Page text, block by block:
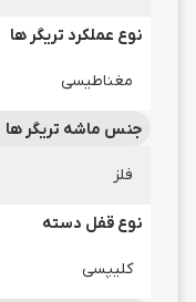
نوع عملکرد تریگر ها
مغناطیسی
جنس ماشه تریگر ها
فلز
نوع قفل دسته
کلیپسی